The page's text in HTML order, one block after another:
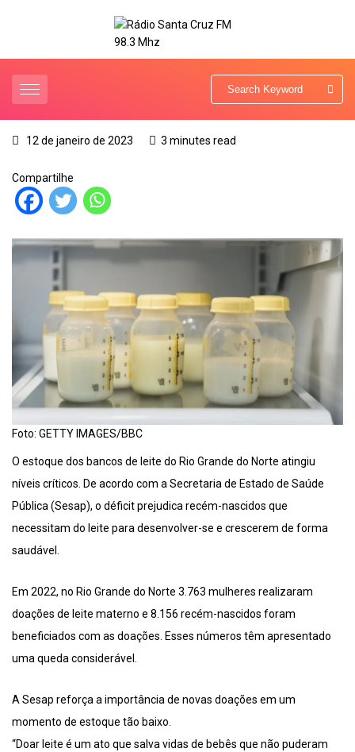
12 de janeiro de 2023 3 minutes read
Compartilhe
Foto: GETTY IMAGES/BBC
O estoque dos bancos de leite do Rio Grande do Norte atingiu
níveis críticos. De acordo com a Secretaria de Estado de Saúde
Pública (Sesap), o déficit prejudica recém-nascidos que
necessitam do leite para desenvolver-se e crescerem de forma
saudável.
Em 2022, no Rio Grande do Norte 3.763 mulheres realizaram
doações de leite materno e 8.156 recém-nascidos foram
beneficiados com as doações. Esses números têm apresentado
uma queda considerável.
A Sesap reforça a importância de novas doações em um
momento de estoque tão baixo.
“Doar leite é um ato que salva vidas de bebês que não puderam